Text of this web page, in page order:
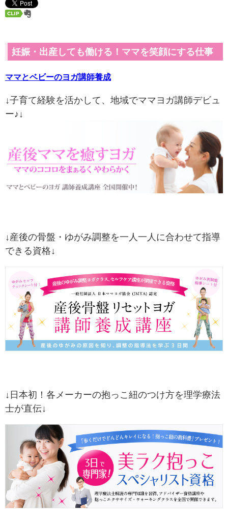
妊娠・出産しても働ける！ママを笑顔にする仕事
ママとベビーのヨガ講師養成
↓子育て経験を活かして、地域でママヨガ講師デビュ
ー♪↓
↓産後の骨盤・ゆがみ調整を一人一人に合わせて指導
できる資格↓
↓日本初！各メーカーの抱っこ紐のつけ方を理学療法
士が直伝↓